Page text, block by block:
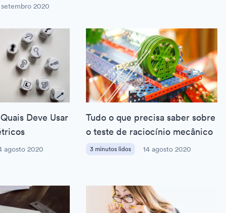
2020
Deve Usar
agosto 2020
Tudo o que precisa saber sobre
o teste de raciocínio mecânico
3 minutos lidos 14 agosto 2020